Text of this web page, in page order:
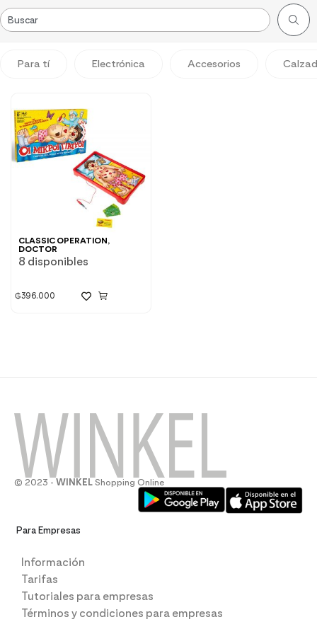
Para tí Electrónica Accesorios
CLASSIC OPERATION,
DOCTOR
8 disponibles
₲396.000
© 2023 - WINKEL Shopping Online
Para Empresas
Información
Tarifas
Tutoriales para empresas
Términos y condiciones para empresas